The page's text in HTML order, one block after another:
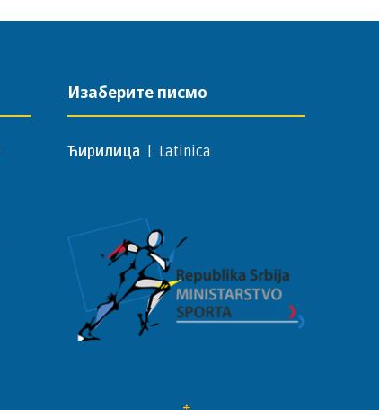
Изаберите писмо
Ћирилица Latinica